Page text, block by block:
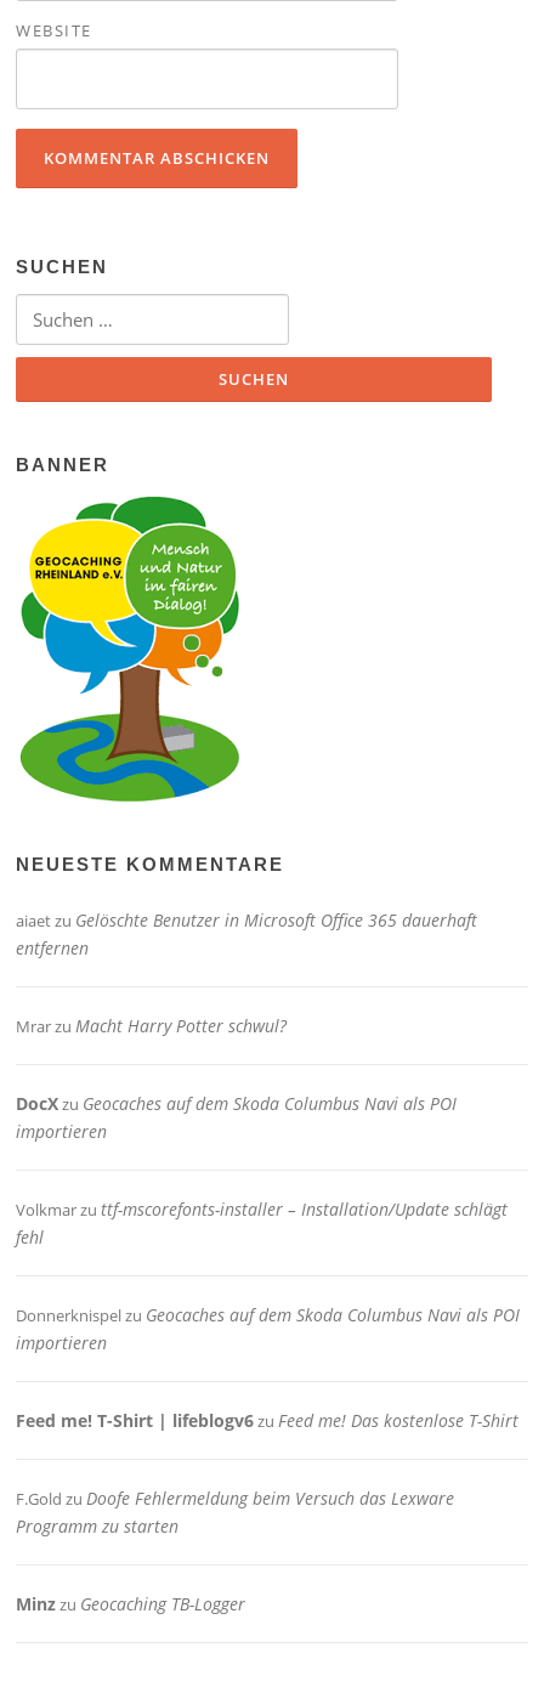
WEBSITE
SUCHEN
Suchen nach:
BANNER
NEUESTE KOMMENTARE
aiaetzu Gelöschte Benutzer in Microsoft Office 365 dauerhaft
entfernen
MrarzuMacht Harry Potter schwul?
DocXzu Geocaches auf dem Skoda Columbus Navi als POI
importieren
Volkmarzuttf-mscorefonts-installer – Installation/Update schlägt
fehl
Donnerknispelzu Geocaches auf dem Skoda Columbus Navi als POI
importieren
Feed me! T-Shirt | lifeblogv6zuFeed me! Das kostenlose T-Shirt
F.Gold zuDoofe Fehlermeldung beim Versuch das Lexware
Programm zu starten
Minzzu Geocaching TB-Logger